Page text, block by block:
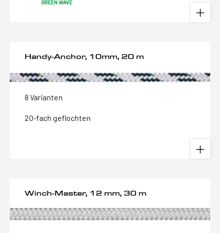
Handy-Anchor, 10mm, 20 m
8 Varianten
20-fach geflochten
Winch-Master, 12 mm, 30 m